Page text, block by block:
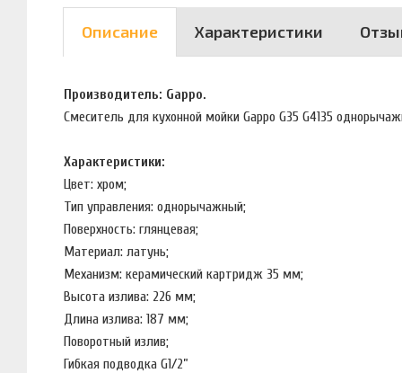
Описание Характеристики
Производитель: Gappo.
Смеситель для кухонной мойки Gappo G35 G4135
Характеристики:
Цвет: хром;
Тип управления: однорычажный;
Поверхность: глянцевая;
Материал: латунь;
Механизм: керамический картридж 35 мм;
Высота излива: 226 мм;
Длина излива: 187 мм;
Поворотный излив;
Гибкая подводка G1/2”